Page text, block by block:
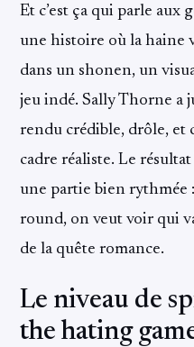
Et c’est ça qui parle aux
une histoire où la haine
dans un shonen, un
jeu indé. Sally Thorne a
rendu crédible, drôle, et
cadre réaliste. Le
une partie bien rythmée
round, on veut voir qui
de la quête romance.
Le niveau de
the hating